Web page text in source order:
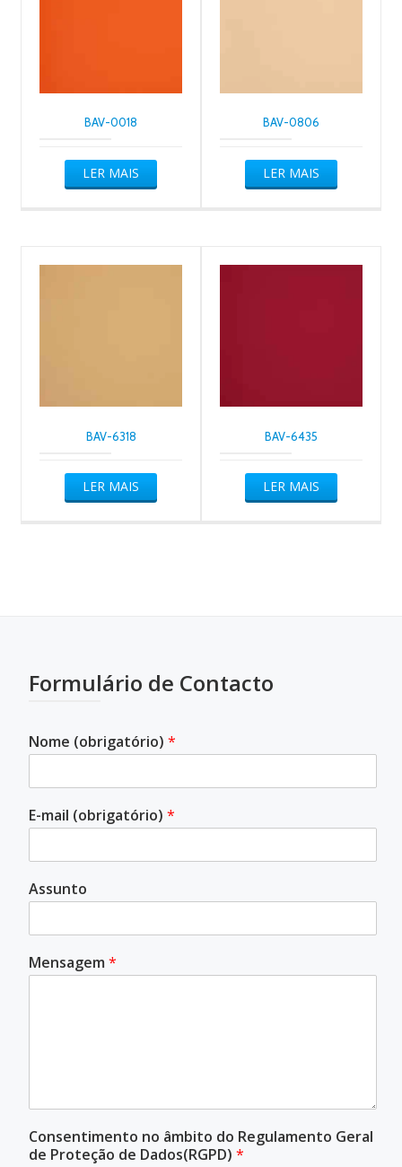
BAV-0018
LER MAIS
BAV-0806
LER MAIS
BAV-6318
LER MAIS
BAV-6435
LER MAIS
Formulário de Contacto
Nome (obrigatório) *
E-mail (obrigatório) *
Assunto
Mensagem *
Consentimento no âmbito do Regulamento Geral
de Proteção de Dados(RGPD) *